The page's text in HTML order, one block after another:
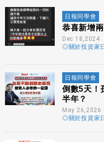
日報同學會
恭喜新增
Dec 18,2024
◎關於投資家
日報同學會
倒數5天！
半年？
May 26,2026
◎關於投資家